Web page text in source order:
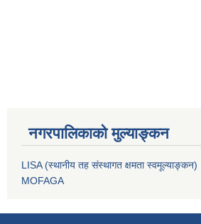
नगरपालिकाको मुल्याङ्कन
LISA (स्थानीय तह संस्थागत क्षमता स्वमूल्याङ्कन)
MOFAGA